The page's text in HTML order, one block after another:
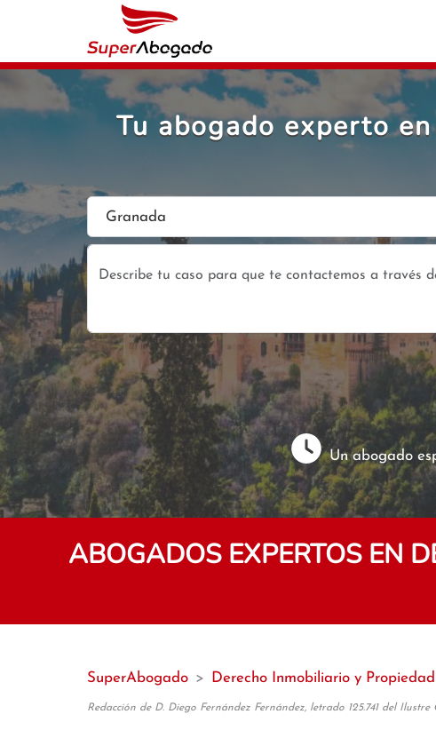
Tu abogado experto
Granada
Un abogado
ABOGADOS EXPERTOS EN
SuperAbogado > Derecho Inmobiliario y
Redacción de D. Diego Fernández Fernández, letrado 125.741 del